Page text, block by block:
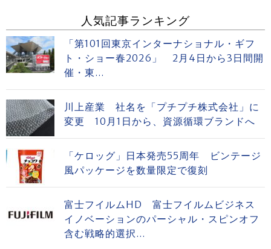
人気記事ランキング
「第101回東京インターナショナル・ギフ
ト・ショー春2026」 2月4日から3日間開
催・東...
川上産業 社名を「プチプチ株式会社」に
変更 10月1日から、資源循環ブランドへ
「ケロッグ」日本発売55周年 ビンテージ
風パッケージを数量限定で復刻
富士フイルムHD 富士フイルムビジネス
イノベーションのパーシャル・スピンオフ
含む戦略的選択...